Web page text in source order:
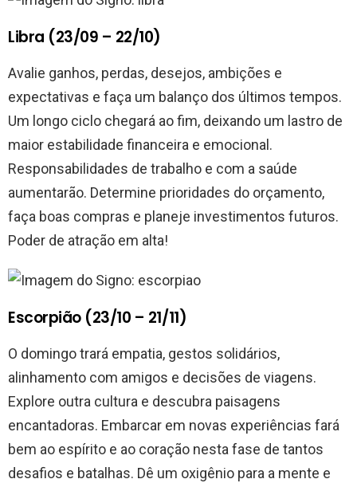
Libra (23/09 – 22/10)
Avalie ganhos, perdas, desejos, ambições e
expectativas e faça um balanço dos últimos tempos.
Um longo ciclo chegará ao fim, deixando um lastro de
maior estabilidade financeira e emocional.
Responsabilidades de trabalho e com a saúde
aumentarão. Determine prioridades do orçamento,
faça boas compras e planeje investimentos futuros.
Poder de atração em alta!
Escorpião (23/10 – 21/11)
O domingo trará empatia, gestos solidários,
alinhamento com amigos e decisões de viagens.
Explore outra cultura e descubra paisagens
encantadoras. Embarcar em novas experiências fará
bem ao espírito e ao coração nesta fase de tantos
desafios e batalhas. Dê um oxigênio para a mente e